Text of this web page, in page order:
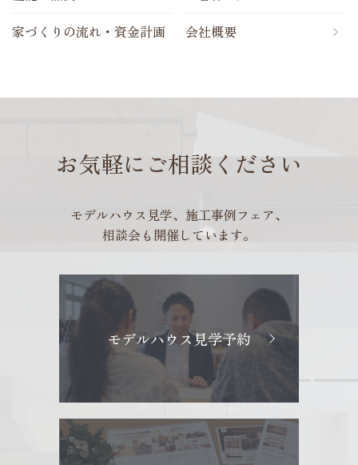
家づくりの流れ・資金計画
会社概要
お気軽にご相談ください
モデルハウス見学、施工事例フェア、
相談会も開催しています。
モデルハウス見学予約